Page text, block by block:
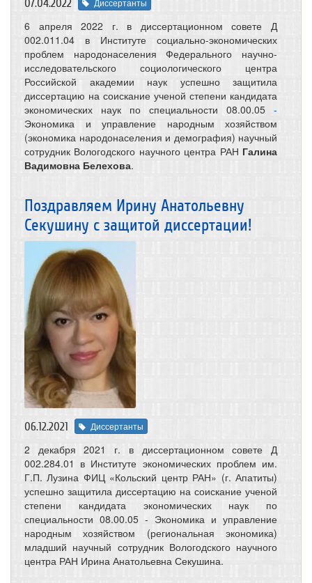
07.04.2022 Диссертанты
6 апреля 2022 г. в диссертационном совете Д
002.011.04 в Институте социально-экономических
проблем народонаселения Федерального научно-
исследовательского социологического центра
Российской академии наук успешно защитила
диссертацию на соискание ученой степени кандидата
экономических наук по специальности 08.00.05 ‑
Экономика и управление народным хозяйством
(экономика народонаселения и демография) научный
сотрудник Вологодского научного центра РАН Галина
Вадимовна Белехова.
Поздравляем Ирину Анатольевну
Секушину с защитой диссертации!
06.12.2021 Диссертанты
2 декабря 2021 г. в диссертационном совете Д
002.284.01 в Институте экономических проблем им.
Г.П. Лузина ФИЦ «Кольский центр РАН» (г. Апатиты)
успешно защитила диссертацию на соискание ученой
степени кандидата экономических наук по
специальности 08.00.05 ‑ Экономика и управление
народным хозяйством (региональная экономика)
младший научный сотрудник Вологодского научного
центра РАН Ирина Анатольевна Секушина.